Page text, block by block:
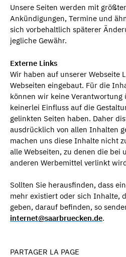
Unsere Seiten werden mit
Ankündigungen, Termine und
sich vorbehaltlich späterer
jegliche Gewähr.
Externe Links
Wir haben auf unserer Webseite
Webseiten eingebaut. Für die
können wir keine Verantwortung
keinerlei Einfluss auf die
gelinkten Seiten haben. Daher
ausdrücklich von allen Inhalten
machen uns diese Inhalte nicht
alle Webseiten, zu denen die bei
anderen Werbemittel verlinkt
Sollten Sie herausfinden, dass
mehr existiert oder sich Inhalte,
geben, darauf befinden, so
internet@saarbruecken.de.
PARTAGER LA PAGE